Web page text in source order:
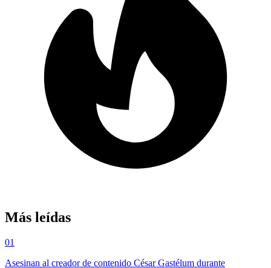
Más leídas
01
Asesinan al creador de contenido César Gastélum durante